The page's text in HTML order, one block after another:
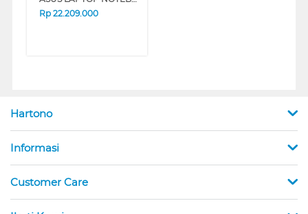
Rp 22.209.000
Hartono
Informasi
Customer Care